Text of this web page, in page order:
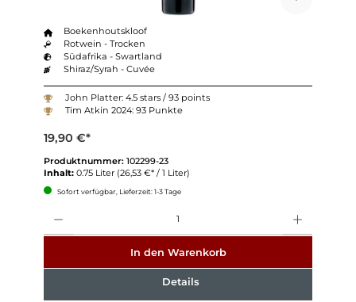
Boekenhoutskloof
Rotwein - Trocken
Südafrika - Swartland
Shiraz/Syrah - Cuvée
John Platter: 4.5 stars / 93 points
Tim Atkin 2024: 93 Punkte
19,90 €*
Produktnummer: 102299-23
Inhalt: 0.75 Liter (26,53 €* / 1 Liter)
Sofort verfügbar, Lieferzeit: 1-3 Tage
In den Warenkorb
Details